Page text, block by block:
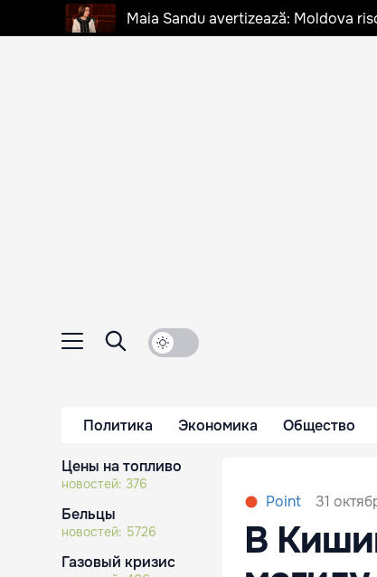
Maia Sandu avertizează: Moldova
Политика Экономика Общество
Цены на топливо
новостей: 376
Бельцы
новостей: 5726
Газовый кризис
Point 31
В